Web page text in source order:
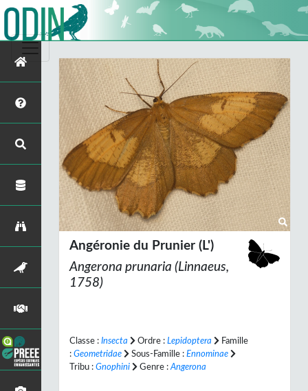
Angéronie du Prunier (L')
Angerona prunaria (Linnaeus,
1758)
Classe : Insecta Ordre : Lepidoptera
Famille
: Geometridae Sous-Famille : Ennominae
Tribu : Gnophini Genre : Angerona